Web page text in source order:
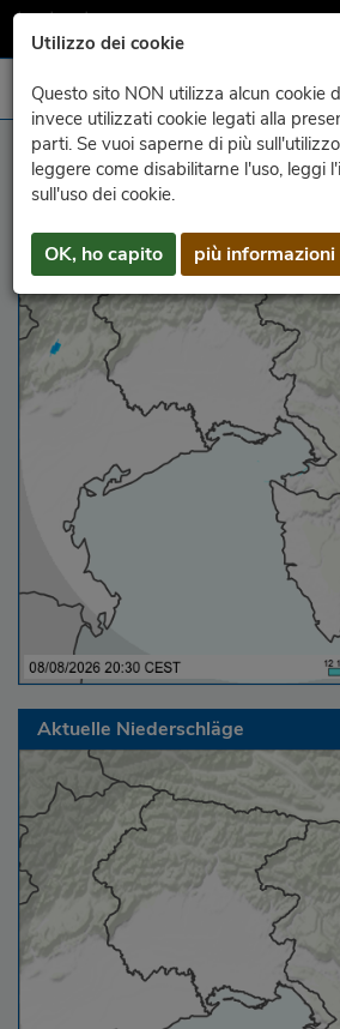
Utilizzo dei cookie
Questo sito NON utilizza alcun cookie
invece utilizzati cookie legati alla
parti. Se vuoi saperne di più
leggere come disabilitarne l'uso, leggi
sull'uso dei cookie.
OK, ho capito più informazioni
max. Reflexionsvermögen
Aktuelle Niederschläge